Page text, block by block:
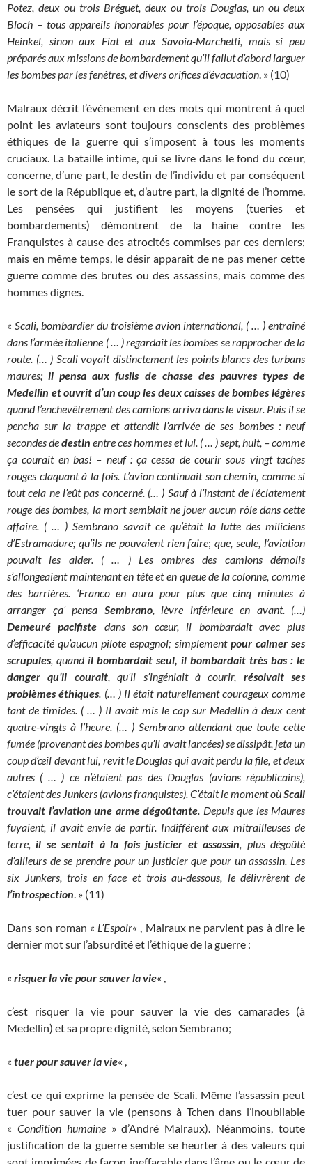
Potez, deux ou trois Bréguet, deux ou trois Douglas, un ou deux
Bloch – tous appareils honorables pour l’époque, opposables aux
Heinkel, sinon aux Fiat et aux Savoia-Marchetti, mais si peu
préparés aux missions de bombardement qu’il fallut d’abord larguer
les bombes par les fenêtres, et divers orifices d’évacuation. » (10)
Malraux décrit l’événement en des mots qui montrent à quel
point les aviateurs sont toujours conscients des problèmes
éthiques de la guerre qui s’imposent à tous les moments
cruciaux. La bataille intime, qui se livre dans le fond du cœur,
concerne, d’une part, le destin de l’individu et par conséquent
le sort de la République et, d’autre part, la dignité de l’homme.
Les pensées qui justifient les moyens (tueries et
bombardements) démontrent de la haine contre les
Franquistes à cause des atrocités commises par ces derniers;
mais en même temps, le désir apparaît de ne pas mener cette
guerre comme des brutes ou des assassins, mais comme des
hommes dignes.
« Scali, bombardier du troisième avion international, ( … ) entraîné
dans l’armée italienne ( … ) regardait les bombes se rapprocher de la
route. (… ) Scali voyait distinctement les points blancs des turbans
maures;il pensa aux fusils de chasse des pauvres types de
Medellin et ouvrit d’un coup les deux caisses de bombes légères
quand l’enchevêtrement des camions arriva dans le viseur. Puis il se
pencha sur la trappe et attendit l’arrivée de ses bombes : neuf
secondes dedestin entre ces hommes et lui. ( … ) sept, huit, – comme
ça courait en bas! – neuf : ça cessa de courir sous vingt taches
rouges claquant à la fois. L’avion continuait son chemin, comme si
tout cela ne l’eût pas concerné. (… ) Sauf à l’instant de l’éclatement
rouge des bombes, la mort semblait ne jouer aucun rôle dans cette
affaire. ( … ) Sembrano savait ce qu’était la lutte des miliciens
d’Estramadure; qu’ils ne pouvaient rien faire;que, seule, l’aviation
pouvait les aider. ( … ) Les ombres des camions démolis
s’allongeaient maintenant en tête et en queue de la colonne, comme
des barrières. ‘Franco en aura pour plus que cinq minutes à
arranger ça’ pensa Sembrano, lèvre inférieure en avant. (…)
Demeuré pacifiste dans son cœur, il bombardait avec plus
d’efficacité qu’aucun pilote espagnol; simplement pour calmer ses
scrupules, quand il bombardait seul, il bombardait très bas : le
danger qu’il courait, qu’il s’ingéniait à courir, résolvait ses
problèmes éthiques. (… ) Il était naturellement courageux comme
tant de timides. ( … ) Il avait mis le cap sur Medellin à deux cent
quatre-vingts à l’heure. (… ) Sembrano attendant que toute cette
fumée (provenant des bombes qu’il avait lancées) se dissipât, jeta un
coup d’œil devant lui, revit le Douglas qui avait perdu la file, et deux
autres ( … ) ce n’étaient pas des Douglas (avions républicains),
c’étaient des Junkers (avions franquistes). C’était le moment oùScali
trouvait l’aviation une arme dégoûtante. Depuis que les Maures
fuyaient, il avait envie de partir. Indifférent aux mitrailleuses de
terre, il se sentait à la fois justicier et assassin, plus dégoûté
d’ailleurs de se prendre pour un justicier que pour un assassin. Les
six Junkers, trois en face et trois au-dessous, le délivrèrent de
l’introspection. » (11)
Dans son roman « L’Espoir« , Malraux ne parvient pas à dire le
dernier mot sur l’absurdité et l’éthique de la guerre :
« risquer la vie pour sauver la vie« ,
c’est risquer la vie pour sauver la vie des camarades (à
Medellin) et sa propre dignité, selon Sembrano;
« tuer pour sauver la vie« ,
c’est ce qui exprime la pensée de Scali. Même l’assassin peut
tuer pour sauver la vie (pensons à Tchen dans l’inoubliable
« Condition humaine» d’André Malraux). Néanmoins, toute
justification de la guerre semble se heurter à des valeurs qui